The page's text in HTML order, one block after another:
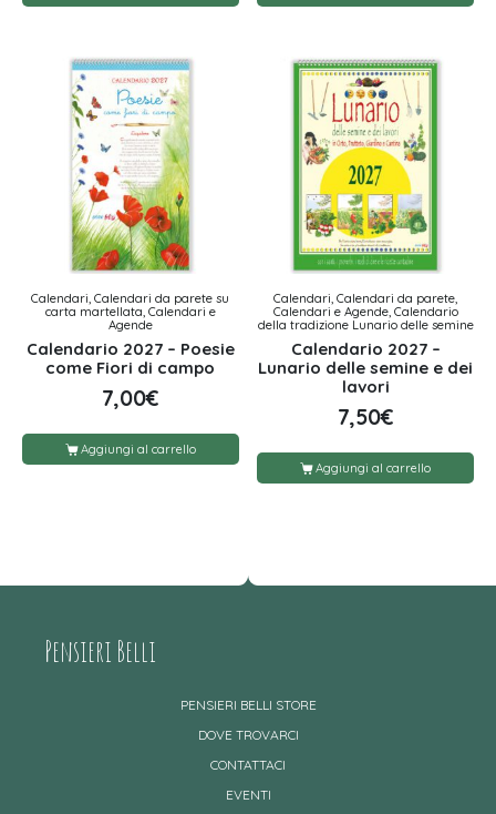
Calendari, Calendari da parete su
carta martellata, Calendari e
Agende
Calendario 2027 – Poesie
come Fiori di campo
7,00€
Aggiungi al carrello
Calendari, Calendari da parete,
Calendari e Agende, Calendario
della tradizione Lunario delle semine
Calendario 2027 –
Lunario delle semine e dei
lavori
7,50€
Aggiungi al carrello
Pensieri Belli
PENSIERI BELLI STORE
DOVE TROVARCI
CONTATTACI
EVENTI